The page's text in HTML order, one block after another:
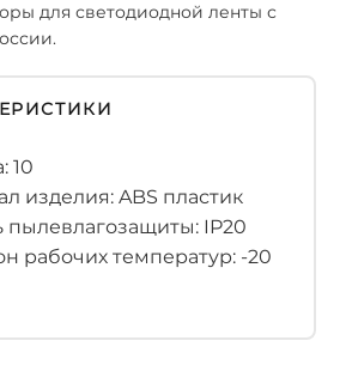
для светодиодной ленты с
10
изделия: ABS пластик
пылевлагозащиты: IP20
рабочих температур: -20